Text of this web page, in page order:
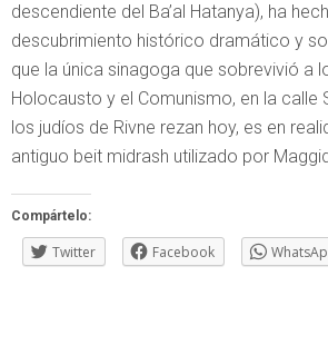
descendiente del Ba’al Hatanya), ha
descubrimiento histórico dramático y
que la única sinagoga que sobrevivió a
Holocausto y el Comunismo, en la calle
los judíos de Rivne rezan hoy, es en
antiguo beit midrash utilizado por
Compártelo:
Twitter Facebook